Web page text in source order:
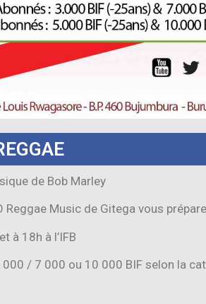
de Bob Marley
Reggae Music de Gitega vous
à 18h à l’IFB
/ 7 000 ou 10 000 BIF selon la